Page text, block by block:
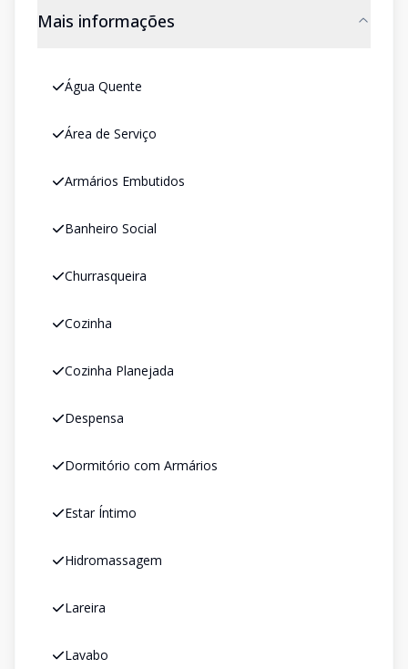
Mais informações
Água Quente
Área de Serviço
Armários Embutidos
Banheiro Social
Churrasqueira
Cozinha
Cozinha Planejada
Despensa
Dormitório com Armários
Estar Íntimo
Hidromassagem
Lareira
Lavabo